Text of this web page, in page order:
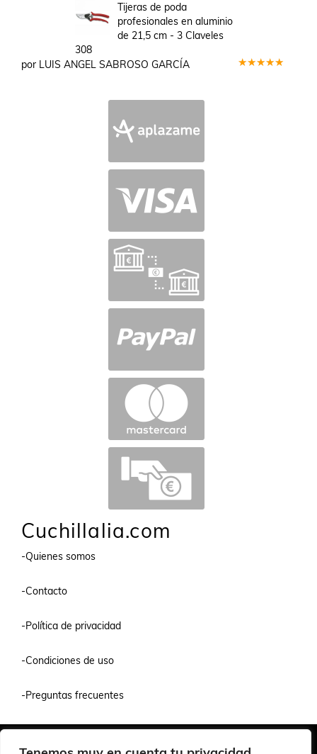
Tijeras de poda
profesionales en aluminio
de 21,5 cm - 3 Claveles
308
por LUIS ANGEL SABROSO GARCÍA
Cuchillalia.com
-Quienes somos
-Contacto
-Política de privacidad
-Condiciones de uso
-Preguntas frecuentes